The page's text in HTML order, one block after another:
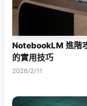
NotebookLM 進階
的實用技巧
2026/2/11